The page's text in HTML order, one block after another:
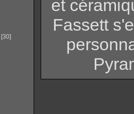
[30]
et
Fassett